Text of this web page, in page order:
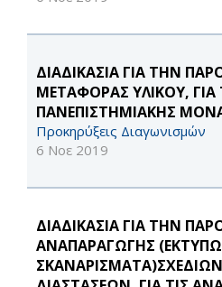
ΔΙΑΔΙΚΑΣΙΑ ΓΙΑ ΤΗΝ
ΜΕΤΑΦΟΡΑΣ ΥΛΙΚΟΥ, ΓΙΑ
ΠΑΝΕΠΙΣΤΗΜΙΑΚΗΣ
Προκηρύξεις Διαγωνισμών
6 Νοε 2019
ΔΙΑΔΙΚΑΣΙΑ ΓΙΑ ΤΗΝ
ΑΝΑΠΑΡΑΓΩΓΗΣ